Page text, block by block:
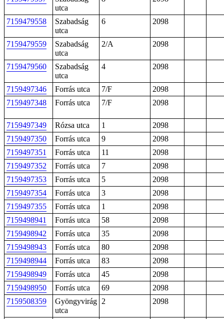
utca
7159479558
Szabadság
utca
6 2098
7159479559
Szabadság
utca
2/A 2098
7159479560
Szabadság
utca
4 2098
7159497346 Forrás utca 7/F
2098
7159497348
Forrás utca 7/F 2098
7159497349 Rózsa utca 1
2098
7159497350
Forrás utca 9
2098
7159497351
Forrás utca 11
2098
7159497352
Forrás utca 7
2098
7159497353
Forrás utca 5
2098
7159497354
Forrás utca 3
2098
7159497355
Forrás utca 1
2098
7159498941
Forrás utca 58
2098
7159498942
Forrás utca 35
2098
7159498943
Forrás utca 80
2098
7159498944
Forrás utca 83
2098
7159498949
Forrás utca 45
2098
7159498950
Forrás utca 69
2098
7159508359
Gyöngyvirág
utca
2 2098